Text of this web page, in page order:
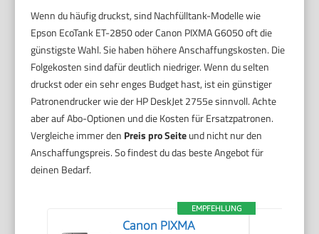
Wenn du häufig druckst, sind Nachfülltank-Modelle wie
Epson EcoTank ET-2850 oder Canon PIXMA G6050 oft die
günstigste Wahl. Sie haben höhere Anschaffungskosten. Die
Folgekosten sind dafür deutlich niedriger. Wenn du selten
druckst oder ein sehr enges Budget hast, ist ein günstiger
Patronendrucker wie der HP DeskJet 2755e sinnvoll. Achte
aber auf Abo-Optionen und die Kosten für Ersatzpatronen.
Vergleiche immer den Preis pro Seiteund nicht nur den
Anschaffungspreis. So findest du das beste Angebot für
deinen Bedarf.
EMPFEHLUNG
Canon PIXMA